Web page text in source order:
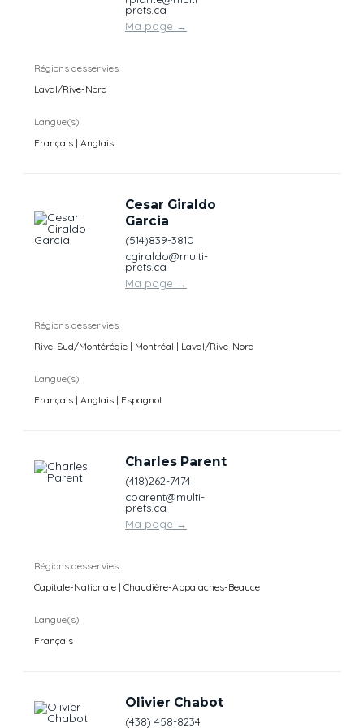
prets.ca
Ma page →
Régions desservies
Laval/Rive-Nord
Langue(s)
Français | Anglais
Cesar Giraldo
Garcia
(514)839-3810
cgiraldo@multi-
prets.ca
Ma page →
Régions desservies
Rive-Sud/Montérégie | Montréal | Laval/Rive-Nord
Langue(s)
Français | Anglais | Espagnol
Charles Parent
(418)262-7474
cparent@multi-
prets.ca
Ma page →
Régions desservies
Capitale-Nationale | Chaudière-Appalaches-Beauce
Langue(s)
Français
Olivier Chabot
(438) 458-8234